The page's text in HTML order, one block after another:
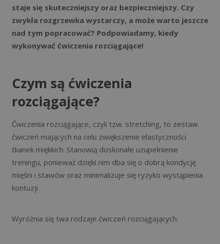
staje się skuteczniejszy oraz bezpieczniejszy. Czy
zwykła rozgrzewka wystarczy, a może warto jeszcze
nad tym popracować? Podpowiadamy, kiedy
wykonywać ćwiczenia rozciągające!
Czym są ćwiczenia
rozciągające?
Ćwiczenia rozciągające, czyli tzw. stretching, to zestaw
ćwiczeń mających na celu zwiększenie elastyczności
tkanek miękkich. Stanowią doskonałe uzupełnienie
treningu, ponieważ dzięki nim dba się o dobrą kondycję
mięśni i stawów oraz minimalizuje się ryzyko wystąpienia
kontuzji.
Wyróżnia się twa rodzaje ćwiczeń rozciągających: